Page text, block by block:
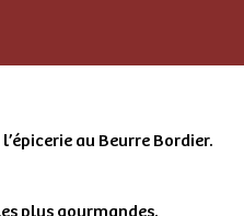
au Beurre Bordier.